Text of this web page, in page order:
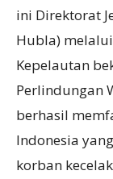
ini Direktorat
Hubla)
Kepelautan
Perlindungan
berhasil
Indonesia
korban